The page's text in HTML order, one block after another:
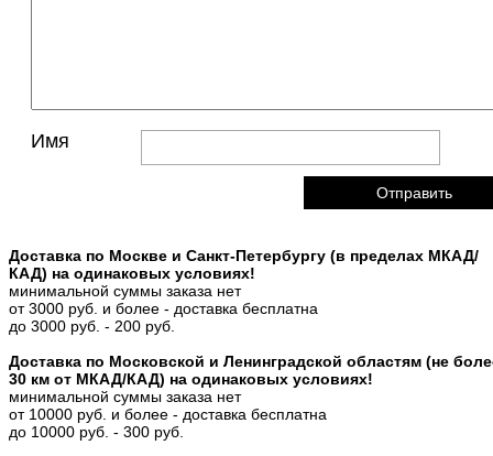
Имя
Доставка по Москве и Санкт-Петербургу (в пределах МКАД/
КАД) на одинаковых условиях!
минимальной суммы заказа нет
от 3000 руб. и более - доставка бесплатна
до 3000 руб. - 200 руб.
Доставка по Московской и Ленинградской областям (не
30 км от МКАД/КАД) на одинаковых условиях!
минимальной суммы заказа нет
от 10000 руб. и более - доставка бесплатна
до 10000 руб. - 300 руб.